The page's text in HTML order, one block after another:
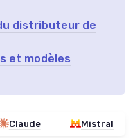
distributeur de
et modèles
Claude Mistral